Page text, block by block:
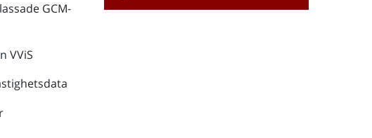
GCM-
VViS